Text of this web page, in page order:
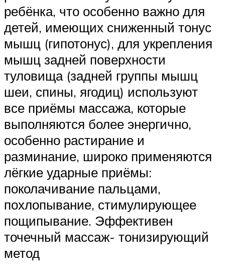
ребёнка, что особенно важно для
детей, имеющих сниженный тонус
мышц (гипотонус), для укрепления
мышц задней поверхности
туловища (задней группы мышц
шеи, спины, ягодиц) используют
все приёмы массажа, которые
выполняются более энергично,
особенно растирание и
разминание, широко применяются
лёгкие ударные приёмы:
поколачивание пальцами,
похлопывание, стимулирующее
пощипывание. Эффективен
точечный массаж- тонизирующий
метод